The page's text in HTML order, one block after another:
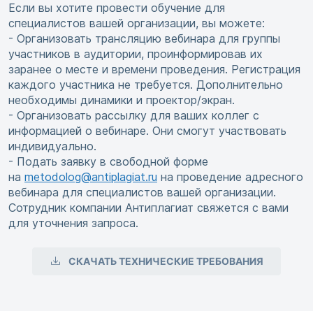
Если вы хотите провести обучение для
специалистов вашей организации, вы можете:
- Организовать трансляцию вебинара для группы
участников в аудитории, проинформировав их
заранее о месте и времени проведения. Регистрация
каждого участника не требуется. Дополнительно
необходимы динамики и проектор/экран.
- Организовать рассылку для ваших коллег с
информацией о вебинаре. Они смогут участвовать
индивидуально.
- Подать заявку в свободной форме
на metodolog@antiplagiat.ru на проведение адресного
вебинара для специалистов вашей организации.
Сотрудник компании Антиплагиат свяжется с вами
для уточнения запроса.
СКАЧАТЬ ТЕХНИЧЕСКИЕ ТРЕБОВАНИЯ